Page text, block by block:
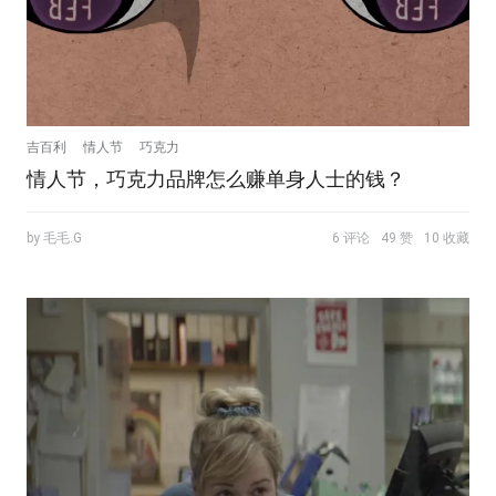
吉百利 情人节 巧克力
情人节，巧克力品牌怎么赚单身人士的钱？
by 毛毛.G 6 评论 49 赞 10 收藏